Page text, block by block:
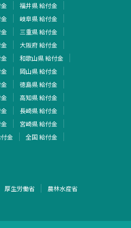
福井県 給付金
岐阜県 給付金
三重県 給付金
大阪府 給付金
和歌山県 給付金
岡山県 給付金
徳島県 給付金
高知県 給付金
長崎県 給付金
宮崎県 給付金
金
全国 給付金
厚生労働省 農林水産省